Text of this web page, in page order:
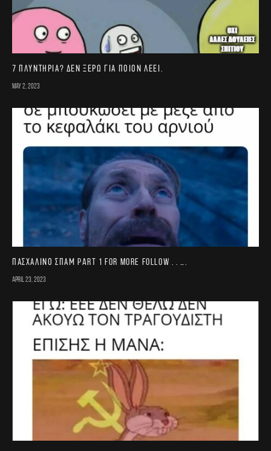
7 πλυντήρια? Δεν ξέρω για ποιον λέει.
May 2, 2023
Πασχαλινό σπαμ part 1 For more follow . . ….
April 23, 2023